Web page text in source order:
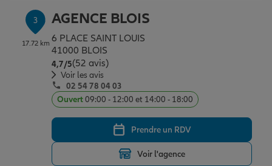
Assurance scolaire
Protection juridique
Retraite
Tous nos devis d'assurance
3
17.72 km
AGENCE BLOIS
6 PLACE SAINT LOUIS
41000 BLOIS
4,7/5Note de 4.7 sur 5
(52 avis)
Voir les avis
02 54 78 04 03
Ouvert09:00 - 12:00 et 14:00 - 18:00
Prendre un RDV
Voir l'agence